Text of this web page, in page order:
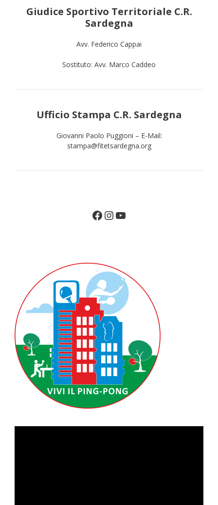
Giudice Sportivo Territoriale C.R.
Sardegna
Avv. Federico Cappai
Sostituto: Avv. Marco Caddeo
Ufficio Stampa C.R. Sardegna
Giovanni Paolo Puggioni – E-Mail:
stampa@fitetsardegna.org
Facebook
Instagram
YouTube